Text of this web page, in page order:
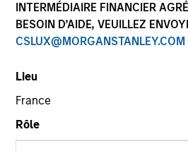
INTERMÉDIAIRE FINANCIER
BESOIN D’AIDE, VEUILLEZ
CSLUX@MORGANSTANLEY.COM
Lieu
France
Rôle
Services
COUNTRY
China